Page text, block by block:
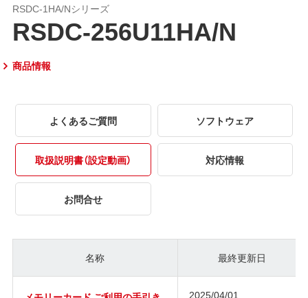
RSDC-1HA/Nシリーズ
RSDC-256U11HA/N
商品情報
よくあるご質問 ソフトウェア
取扱説明書（設定動画） 対応情報
お問合せ
名称 最終更新日
2025/04/01